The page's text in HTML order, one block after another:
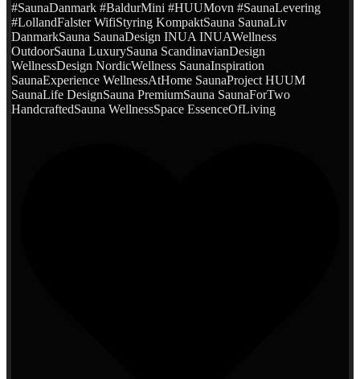
#SaunaDanmark #BaldurMini #HUUMovn #SaunaLevering
#LollandFalster WifiStyring KompaktSauna SaunaLiv
DanmarkSauna SaunaDesign INUA INUAWellness
OutdoorSauna LuxurySauna ScandinavianDesign
WellnessDesign NordicWellness SaunaInspiration
SaunaExperience WellnessAtHome SaunaProject HUUM
SaunaLife DesignSauna PremiumSauna SaunaForTwo
HandcraftedSauna WellnessSpace EssenceOfLiving